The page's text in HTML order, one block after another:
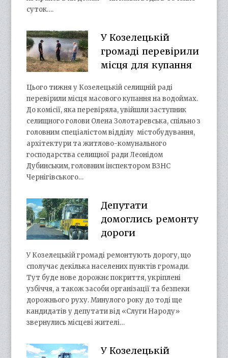
суток….
У Козелецькій
громаді перевірили
місця для купання
Цього тижня у Козелецькій селищній раді
перевірили місця масового купання на водоймах.
До комісії, яка перевіряла, увійшли заступник
селищного голови Олена Золотаревська, спільно з
головним спеціалістом відділу містобудування,
архітектури та житлово-комунального
господарства селищної ради Леонідом
Дубинським, головним інспектором ВЗНС
Чернігівського…
Депутати
домоглись ремонту
дороги
У Козелецькій громаді ремонтують дорогу, що
сполучає декілька населених пунктів громади.
Тут буде нове дорожнє покриття, укріплені
узбіччя, а також засоби організації та безпеки
дорожнього руху. Минулого року до тоді ще
кандидатів у депутати від «Слуги Народу»
звернулись місцеві жителі…
У Козелецькій